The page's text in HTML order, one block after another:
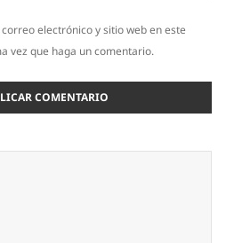
electrónico y sitio web en este
vez que haga un comentario.